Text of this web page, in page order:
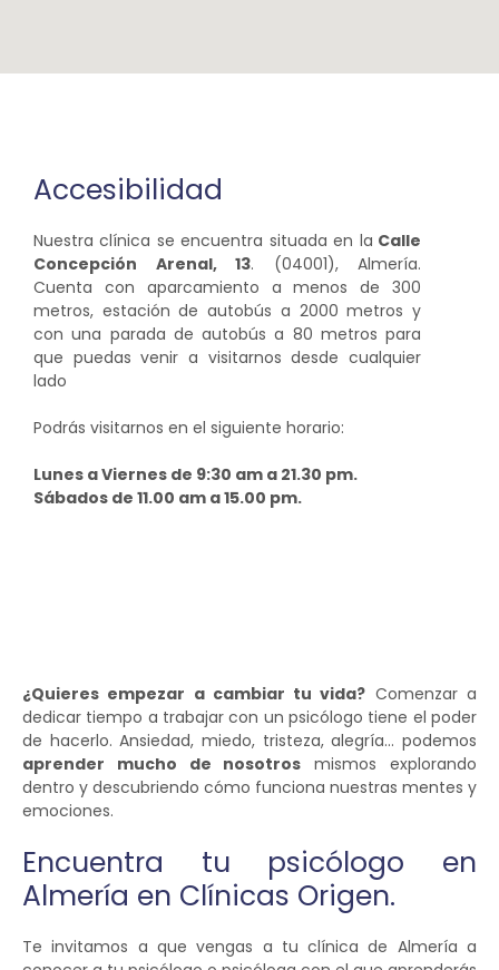
Accesibilidad
Nuestra clínica se encuentra situada en la Calle
Concepción Arenal, 13. (04001), Almería.
Cuenta con aparcamiento a menos de 300
metros, estación de autobús a 2000 metros y
con una parada de autobús a 80 metros para
que puedas venir a visitarnos desde cualquier
lado
Podrás visitarnos en el siguiente horario:
Lunes a Viernes de 9:30 am a 21.30 pm.
Sábados de 11.00 am a 15.00 pm.
¿Quieres empezar a cambiar tu vida? Comenzar a
dedicar tiempo a trabajar con un psicólogo tiene el poder
de hacerlo. Ansiedad, miedo, tristeza, alegría… podemos
aprender mucho de nosotros mismos explorando
dentro y descubriendo cómo funciona nuestras mentes y
emociones.
Encuentra tu psicólogo en
Almería en Clínicas Origen.
Te invitamos a que vengas a tu clínica de Almería a